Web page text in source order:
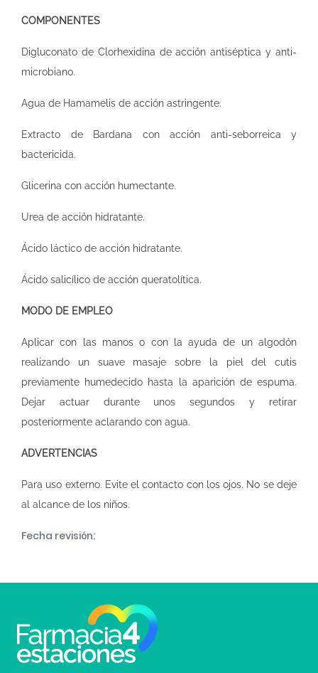
COMPONENTES
Digluconato de Clorhexidina de acción antiséptica y anti-
microbiano.
Agua de Hamamelis de acción astringente.
Extracto de Bardana con acción anti-seborreica y
bactericida.
Glicerina con acción humectante.
Urea de acción hidratante.
Ácido láctico de acción hidratante.
Ácido salicílico de acción queratolítica.
MODO DE EMPLEO
Aplicar con las manos o con la ayuda de un algodón
realizando un suave masaje sobre la piel del cutis
previamente humedecido hasta la aparición de espuma.
Dejar actuar durante unos segundos y retirar
posteriormente aclarando con agua.
ADVERTENCIAS
Para uso externo. Evite el contacto con los ojos. No se deje
al alcance de los niños.
Fecha revisión: